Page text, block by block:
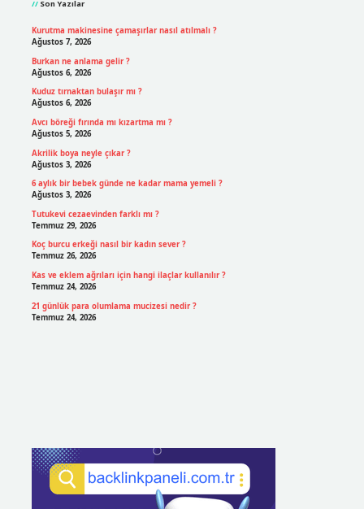
Son Yazılar
Kurutma makinesine çamaşırlar nasıl atılmalı ?
Ağustos 7, 2026
Burkan ne anlama gelir ?
Ağustos 6, 2026
Kuduz tırnaktan bulaşır mı ?
Ağustos 6, 2026
Avcı böreği fırında mı kızartma mı ?
Ağustos 5, 2026
Akrilik boya neyle çıkar ?
Ağustos 3, 2026
6 aylık bir bebek günde ne kadar mama yemeli ?
Ağustos 3, 2026
Tutukevi cezaevinden farklı mı ?
Temmuz 29, 2026
Koç burcu erkeği nasıl bir kadın sever ?
Temmuz 26, 2026
Kas ve eklem ağrıları için hangi ilaçlar kullanılır ?
Temmuz 24, 2026
21 günlük para olumlama mucizesi nedir ?
Temmuz 24, 2026